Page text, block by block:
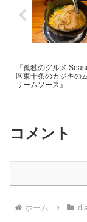
『孤独のグルメ
区東十条のカジキの
リームソース』
コメント
ホーム